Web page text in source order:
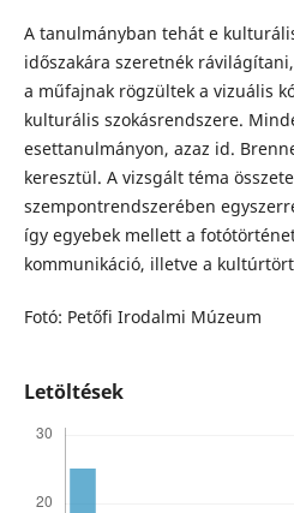
A tanulmányban tehát e
időszakára szeretnék
a műfajnak rögzültek a vizuális
kulturális szokásrendszere.
esettanulmányon, azaz id.
keresztül. A vizsgált téma
szempontrendszerében
így egyebek mellett a
kommunikáció, illetve a
Fotó: Petőfi Irodalmi Múzeum
Letöltések